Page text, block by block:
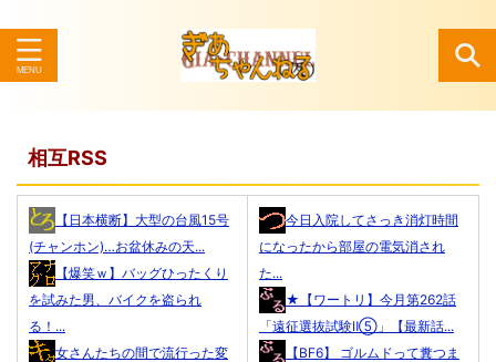
検索
相互RSS
【日本横断】大型の台風15号
(チャンホン)…お盆休みの天...
【爆笑ｗ】バッグひったくり
を試みた男、バイクを盗られ
る！...
女さんたちの間で流行った変
今日入院してさっき消灯時間
になったから部屋の電気消され
た...
★【ワートリ】今月第262話
「遠征選抜試験Ⅱ⑤」【最新話...
【BF6】 ゴルムドって糞つま